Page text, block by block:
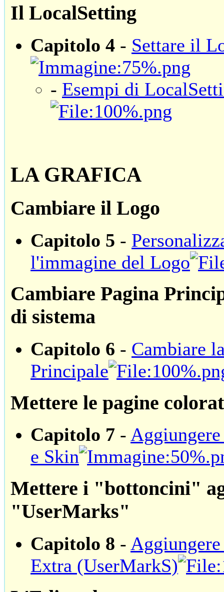
Il LocalSetting
Capitolo 4 - Settare il
- Esempi di
LA GRAFICA
Cambiare il Logo
Capitolo 5 -
l'immagine del Logo
Cambiare Pagina
di sistema
Capitolo 6 - Cambiare
Principale
Mettere le pagine
Capitolo 7 -
e Skin
Mettere i "bottoncini"
"UserMarks"
Capitolo 8 -
Extra (UserMarkS)